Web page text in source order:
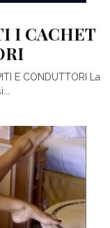
I CACHET
E CONDUTTORI La